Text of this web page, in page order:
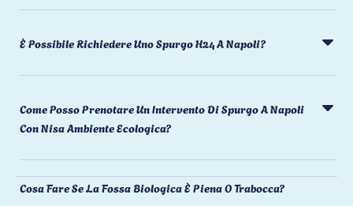
È Possibile Richiedere Uno Spurgo H24 A Napoli?
Come Posso Prenotare Un Intervento Di Spurgo A Napoli
Con Nisa Ambiente Ecologica?
Cosa Fare Se La Fossa Biologica È Piena O Trabocca?